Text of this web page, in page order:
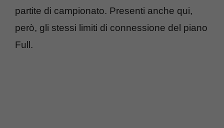
partite di campionato. Presenti anche qui,
però, gli stessi limiti di connessione del piano
Full.